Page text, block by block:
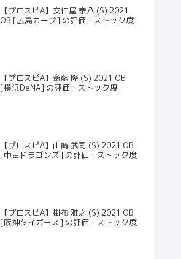
【プロスピA】安仁屋 宗八 (S) 2021
OB [広島カープ] の評価・ストック度
【プロスピA】斎藤 隆 (S) 2021 OB
[横浜DeNA] の評価・ストック度
【プロスピA】山崎 武司 (S) 2021 OB
[中日ドラゴンズ] の評価・ストック度
【プロスピA】掛布 雅之 (S) 2021 OB
[阪神タイガース] の評価・ストック度